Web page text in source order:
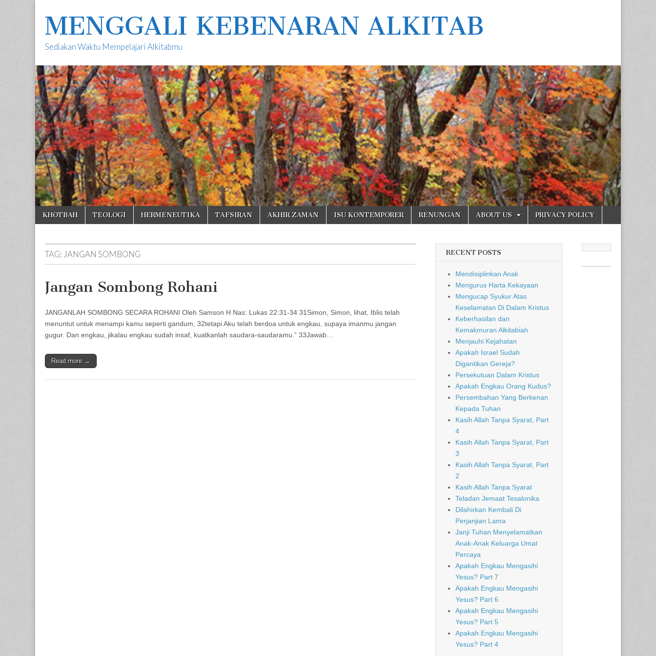
MENGGALI KEBENARAN ALKITAB
Sediakan Waktu Mempelajari Alkitabmu
Main
menu
Skip
KHOTBAH TEOLOGI HERMENEUTIKA TAFSIRAN AKHIR ZAMAN ISU KONTEMPORER RENUNGAN ABOUT US PRIVACY POLICY
TAG: JANGAN SOMBONG
Jangan Sombong Rohani
JANGANLAH SOMBONG SECARA ROHANI Oleh Samson H Nas: Lukas 22:31-34 31Simon, Simon, lihat, Iblis telah
menuntut untuk menampi kamu seperti gandum, 32tetapi Aku telah berdoa untuk engkau, supaya imanmu jangan
gugur. Dan engkau, jikalau engkau sudah insaf, kuatkanlah saudara-saudaramu.” 33Jawab…
Read more →
RECENT POSTS
Mendisiplinkan Anak
Mengurus Harta Kekayaan
Mengucap Syukur Atas
Keselamatan Di Dalam Kristus
Keberhasilan dan
Kemakmuran Alkitabiah
Menjauhi Kejahatan
Apakah Israel Sudah
Digantikan Gereja?
Persekutuan Dalam Kristus
Apakah Engkau Orang Kudus?
Persembahan Yang Berkenan
Kepada Tuhan
Kasih Allah Tanpa Syarat, Part
4
Kasih Allah Tanpa Syarat, Part
3
Kasih Allah Tanpa Syarat, Part
2
Kasih Allah Tanpa Syarat
Teladan Jemaat Tesalonika
Dilahirkan Kembali Di
Perjanjian Lama
Janji Tuhan Menyelamatkan
Anak-Anak Keluarga Umat
Percaya
Apakah Engkau Mengasihi
Yesus? Part 7
Apakah Engkau Mengasihi
Yesus? Part 6
Apakah Engkau Mengasihi
Yesus? Part 5
Apakah Engkau Mengasihi
Yesus? Part 4